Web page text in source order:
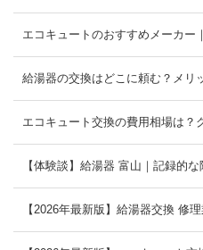
エコキュートのおすすめメーカー
給湯器の交換はどこに頼む？メリ
エコキュート交換の費用相場は
【体験談】給湯器 富山｜記録的
【2026年最新版】給湯器交換 修